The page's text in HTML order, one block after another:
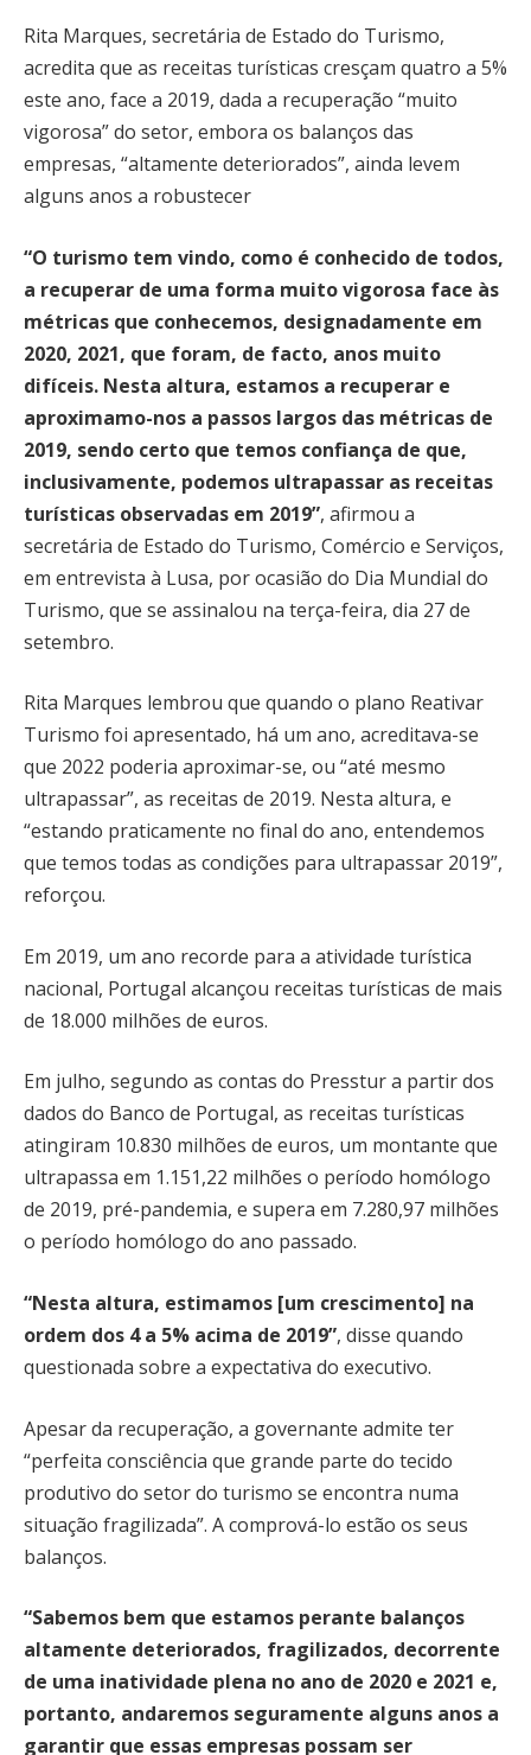
Rita Marques, secretária de Estado do Turismo,
acredita que as receitas turísticas cresçam quatro a 5%
este ano, face a 2019, dada a recuperação “muito
vigorosa” do setor, embora os balanços das
empresas, “altamente deteriorados”, ainda levem
alguns anos a robustecer
“O turismo tem vindo, como é conhecido de todos,
a recuperar de uma forma muito vigorosa face às
métricas que conhecemos, designadamente em
2020, 2021, que foram, de facto, anos muito
difíceis. Nesta altura, estamos a recuperar e
aproximamo-nos a passos largos das métricas de
2019, sendo certo que temos confiança de que,
inclusivamente, podemos ultrapassar as receitas
turísticas observadas em 2019”, afirmou a
secretária de Estado do Turismo, Comércio e Serviços,
em entrevista à Lusa, por ocasião do Dia Mundial do
Turismo, que se assinalou na terça-feira, dia 27 de
setembro.
Rita Marques lembrou que quando o plano Reativar
Turismo foi apresentado, há um ano, acreditava-se
que 2022 poderia aproximar-se, ou “até mesmo
ultrapassar”, as receitas de 2019. Nesta altura, e
“estando praticamente no final do ano, entendemos
que temos todas as condições para ultrapassar 2019”,
reforçou.
Em 2019, um ano recorde para a atividade turística
nacional, Portugal alcançou receitas turísticas de mais
de 18.000 milhões de euros.
Em julho, segundo as contas do Presstur a partir dos
dados do Banco de Portugal, as receitas turísticas
atingiram 10.830 milhões de euros, um montante que
ultrapassa em 1.151,22 milhões o período homólogo
de 2019, pré-pandemia, e supera em 7.280,97 milhões
o período homólogo do ano passado.
“Nesta altura, estimamos [um crescimento] na
ordem dos 4 a 5% acima de 2019”, disse quando
questionada sobre a expectativa do executivo.
Apesar da recuperação, a governante admite ter
“perfeita consciência que grande parte do tecido
produtivo do setor do turismo se encontra numa
situação fragilizada”. A comprová-lo estão os seus
balanços.
“Sabemos bem que estamos perante balanços
altamente deteriorados, fragilizados, decorrente
de uma inatividade plena no ano de 2020 e 2021 e,
portanto, andaremos seguramente alguns anos a
garantir que essas empresas possam ser